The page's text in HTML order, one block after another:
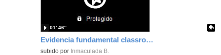
Evidencia fundamental classroom
Contenido educativo.
subido por Inmaculada B.
01′ 46″